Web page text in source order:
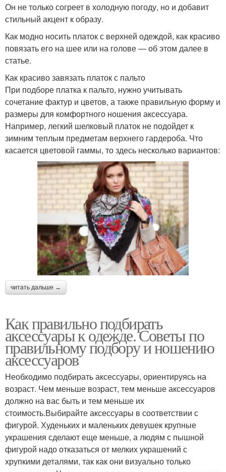
Он не только согреет в холодную погоду, но и добавит
стильный акцент к образу.
Как модно носить платок с верхней одеждой, как красиво
повязать его на шее или на голове — об этом далее в
статье.
Как красиво завязать платок с пальто
При подборе платка к пальто, нужно учитывать
сочетание фактур и цветов, а также правильную форму и
размеры для комфортного ношения аксессуара.
Например, легкий шелковый платок не подойдет к
зимним теплым предметам верхнего гардероба. Что
касается цветовой гаммы, то здесь несколько вариантов:
читать дальше →
Как правильно подбирать
аксессуары к одежде. Советы по
правильному подбору и ношению
аксессуаров
Необходимо подбирать аксессуары, ориентируясь на
возраст. Чем меньше возраст, тем меньше аксессуаров
должно на вас быть и тем меньше их
стоимость.Выбирайте аксессуары в соответствии с
фигурой. Худеньких и маленьких девушек крупные
украшения сделают еще меньше, а людям с пышной
фигурой надо отказаться от мелких украшений с
хрупкими деталями, так как они визуально только